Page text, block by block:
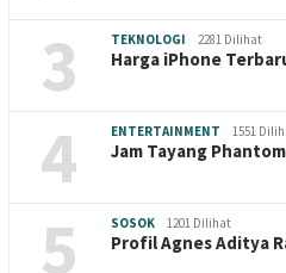
3 TEKNOLOGI 2281 Dilihat
Harga iPhone
4 ENTERTAINMENT 1551
Jam Tayang
5 SOSOK 1201 Dilihat
Profil Agnes Aditya